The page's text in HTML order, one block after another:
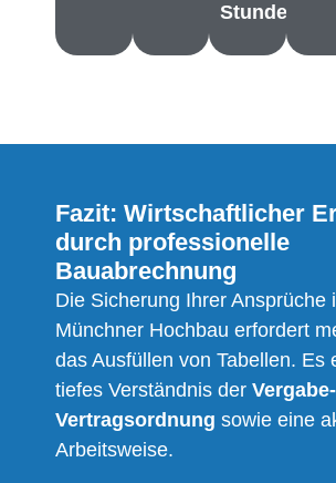
Stunden
Fazit: Wirtschaftlicher
durch professionelle
Bauabrechnung
Die Sicherung Ihrer Ansprüche
Münchner Hochbau erfordert
das Ausfüllen von Tabellen. Es
tiefes Verständnis der
Vertragsordnung sowie eine
Arbeitsweise.